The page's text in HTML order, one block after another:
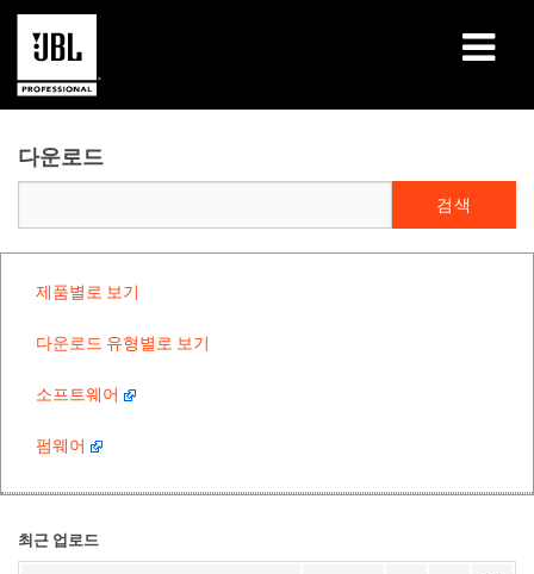
학습 세션
다운로드
제품별로 보기
다운로드 유형별로 보기
소프트웨어
펌웨어
최근 업로드